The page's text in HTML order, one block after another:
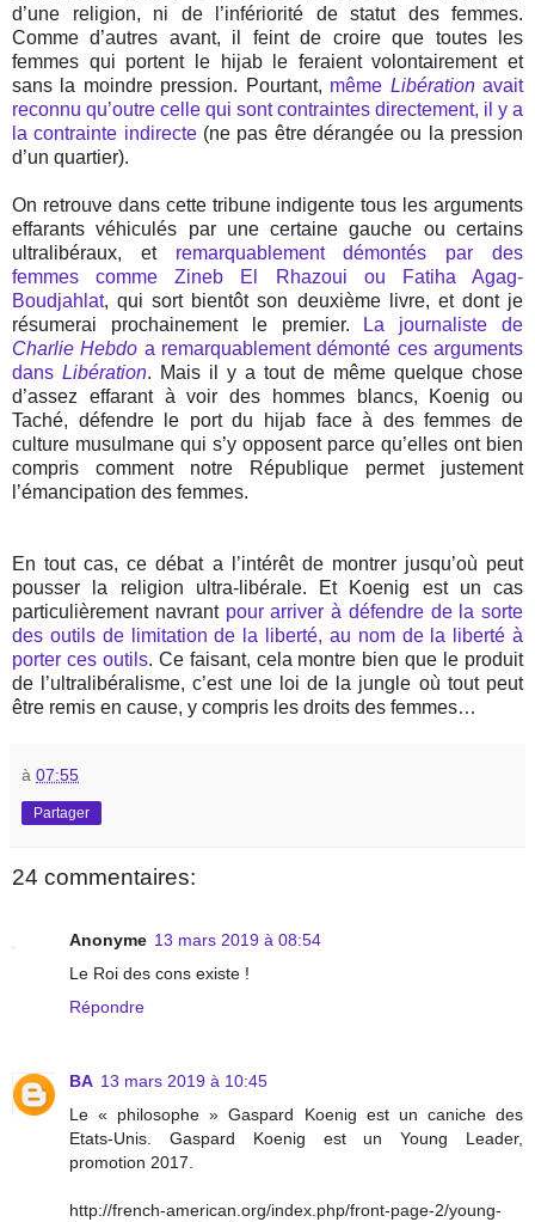
d’une religion, ni de l’infériorité de statut des femmes.
Comme d’autres avant, il feint de croire que toutes les
femmes qui portent le hijab le feraient volontairement et
sans la moindre pression. Pourtant, même Libérationavait
reconnu qu’outre celle qui sont contraintes directement, il y a
la contrainte indirecte(ne pas être dérangée ou la pression
d’un quartier).
On retrouve dans cette tribune indigente tous les arguments
effarants véhiculés par une certaine gauche ou certains
ultralibéraux, et remarquablement démontés par des
femmes comme Zineb El Rhazoui ou Fatiha Agag-
Boudjahlat, qui sort bientôt son deuxième livre, et dont je
résumerai prochainement le premier.
La journaliste de
Charlie Hebdo a remarquablement démonté ces arguments
dans Libération. Mais il y a tout de même quelque chose
d’assez effarant à voir des hommes blancs, Koenig ou
Taché, défendre le port du hijab face à des femmes de
culture musulmane qui s’y opposent parce qu’elles ont bien
compris comment notre République permet justement
l’émancipation des femmes.
En tout cas, ce débat a l’intérêt de montrer jusqu’où peut
pousser la religion ultra-libérale. Et Koenig est un cas
particulièrement navrant pour arriver à défendre de la sorte
des outils de limitation de la liberté, au nom de la liberté à
porter ces outils. Ce faisant, cela montre bien que le produit
de l’ultralibéralisme, c’est une loi de la jungle où tout peut
être remis en cause, y compris les droits des femmes…
à 07:55
Partager
24 commentaires:
Anonyme 13 mars 2019 à 08:54
Le Roi des cons existe !
Répondre
BA 13 mars 2019 à 10:45
Le « philosophe » Gaspard Koenig est un caniche des
Etats-Unis. Gaspard Koenig est un Young Leader,
promotion 2017.
http://french-american.org/index.php/front-page-2/young-